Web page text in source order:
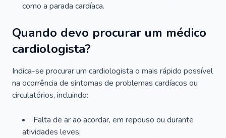
como a parada cardíaca.
Quando devo procurar um médico
cardiologista?
Indica-se procurar um cardiologista o mais rápido possível
na ocorrência de sintomas de problemas cardíacos ou
circulatórios, incluindo:
Falta de ar ao acordar, em repouso ou durante
atividades leves;